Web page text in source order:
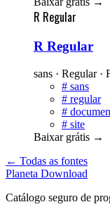
R Regular
R Regular
sans · Regular ·
# sans
# regular
#
# site
Baixar grátis →
← Todas as fontes
Planeta Download
Catálogo seguro de